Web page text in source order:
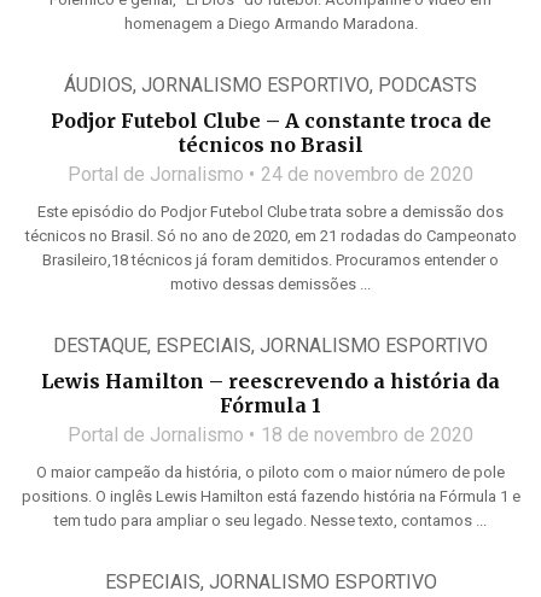
homenagem a Diego Armando Maradona.
ÁUDIOS, JORNALISMO ESPORTIVO, PODCASTS
Podjor Futebol Clube – A constante troca de
técnicos no Brasil
Portal de Jornalismo 24 de novembro de 2020
Este episódio do Podjor Futebol Clube trata sobre a demissão dos
técnicos no Brasil. Só no ano de 2020, em 21 rodadas do Campeonato
Brasileiro,18 técnicos já foram demitidos. Procuramos entender o
motivo dessas demissões ...
DESTAQUE, ESPECIAIS, JORNALISMO ESPORTIVO
Lewis Hamilton – reescrevendo a história da
Fórmula 1
Portal de Jornalismo 18 de novembro de 2020
O maior campeão da história, o piloto com o maior número de pole
positions. O inglês Lewis Hamilton está fazendo história na Fórmula 1 e
tem tudo para ampliar o seu legado. Nesse texto, contamos ...
ESPECIAIS, JORNALISMO ESPORTIVO